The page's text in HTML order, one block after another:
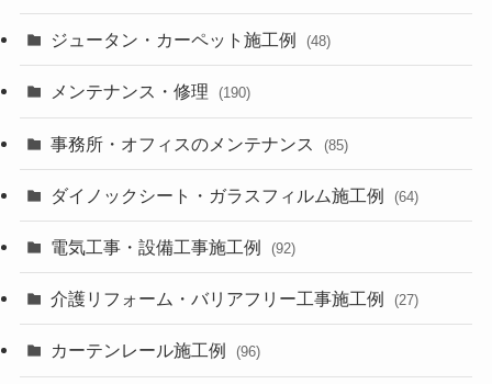
ジュータン・カーペット施工例 (48)
メンテナンス・修理 (190)
事務所・オフィスのメンテナンス (85)
ダイノックシート・ガラスフィルム施工例 (64)
電気工事・設備工事施工例 (92)
介護リフォーム・バリアフリー工事施工例 (27)
カーテンレール施工例 (96)